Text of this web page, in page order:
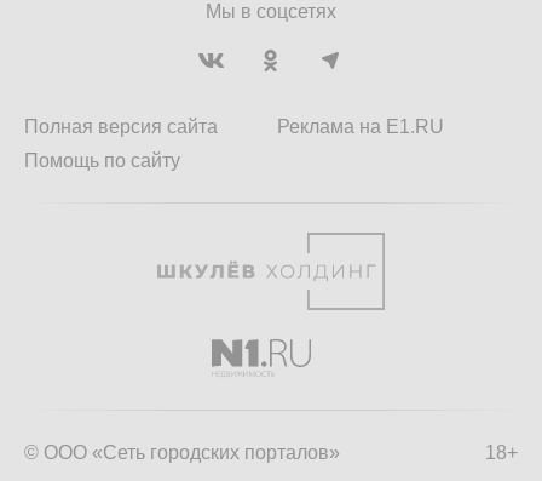
Мы в соцсетях
Полная версия сайта
Помощь по сайту
Реклама на E1.RU
18+
© ООО «Сеть городских порталов»